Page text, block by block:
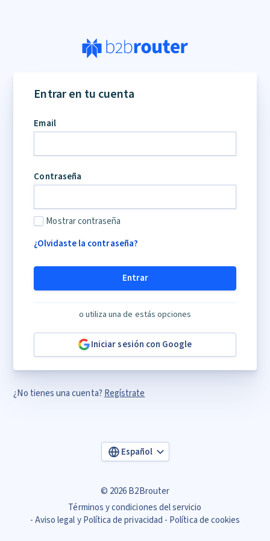
Entrar en tu cuenta
Email
Contraseña
Mostrar contraseña
¿Olvidaste la contraseña?
Entrar
o utiliza una de estás opciones
Iniciar sesión con Google
¿No tienes una cuenta? Regístrate
Español
© 2026 B2Brouter
Términos y condiciones del servicio
Aviso legal y Política de privacidad
Política de cookies